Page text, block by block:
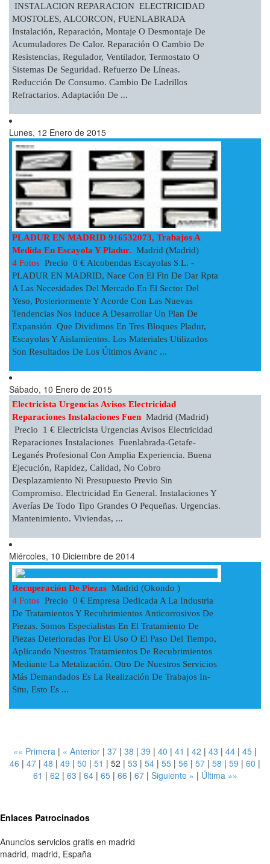
INSTALACION REPARACION ELECTRICIDAD
MOSTOLES, ALCORCON, FUENLABRADA
Instalación, Reparación, Montaje O Desmontaje De
Acumuladores De Calor. Reparación O Cambio De
Resistencias, Regulador, Ventilador, Termostato O
Sistemas De Seguridad. Refuerzo De Líneas.
Reducción De Consumo. Cambio De Ladrillos
Refractarios. Adaptación De ...
Lunes, 12 Enero de 2015
PLADUR EN MADRID 916532073, Trabajos A
Medida En Escayola Y Pladur. Madrid (Madrid)
4 Fotos Precio 0 € Alcobendas Escayolas S.L. -
PLADUR EN MADRID, Nace Con El Fin De Dar Rpta
A Las Necesidades Del Mercado En El Sector Del
Yeso, Posteriormente Y Acorde Con Las Nuevas
Tendencias Nos Induce A Desarrollar Un Plan De
Expansión Que Dividimos En Tres Bloques Pladur,
Escayolas Y Aislamientos. Los Materiales Utilizados
Son Resultados De Los Últimos Avanc ...
Sábado, 10 Enero de 2015
Electricista Urgencias Avisos Electricidad
Reparaciones Instalaciones Fuen Madrid (Madrid)
Precio 1 € Electricista Urgencias Avisos Electricidad
Reparaciones Instalaciones Fuenlabrada-Getafe-
Leganés Profesional Con Amplia Experiencia. Buena
Ejecución, Rapidez, Calidad, No Cobro
Desplazamiento Ni Presupuesto Previo Sin
Compromiso. Electricidad En General. Instalaciones Y
Averías De Todo Tipo Grandes O Pequeñas. Urgencias.
Mantenimiento. Viviendas, ...
Miércoles, 10 Diciembre de 2014
Recuperación De Piezas Madrid (Okondo )
4 Fotos Precio 0 € Empresa Dedicada A La Industria
De Tratamientos Y Recubrimientos Anticorrosivos De
Piezas. Somos Especialistas En El Tratamiento De
Piezas Deterioradas Por El Uso O El Paso Del Tiempo,
Aplicando Nuestros Tratamientos De Recubrimientos
Mediante La Metalización. Otro De Nuestros Servicios
Más Demandados Es La Realización De Trabajos In-
Situ, Esto Es ...
«« Primera | « Anterior | 37 | 38 | 39 | 40 | 41 | 42 | 43 | 44 | 45 |
46 | 47 | 48 | 49 | 50 | 51 | 52 | 53 | 54 | 55 | 56 | 57 | 58 | 59 | 60 |
61 | 62 | 63 | 64| 65| 66 | 67| Siguiente » | Última »»
Enlaces Patrocinados
Anuncios servicios gratis en madrid
madrid, madrid, España